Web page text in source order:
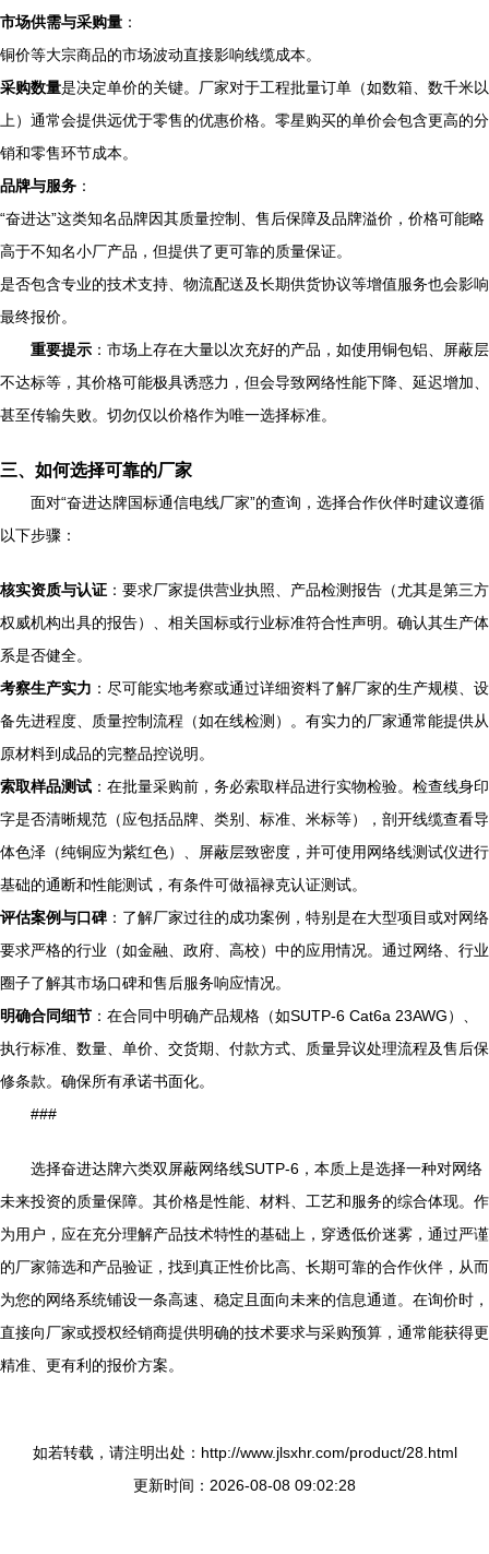
市场供需与采购量 ：
铜价等大宗商品的市场波动直接影响线缆成本。
采购数量是决定单价的关键。厂家对于工程批量订单（如数箱、数千米以
上）通常会提供远优于零售的优惠价格。零星购买的单价会包含更高的分
销和零售环节成本。
品牌与服务 ：
“奋进达”这类知名品牌因其质量控制、售后保障及品牌溢价，价格可能略
高于不知名小厂产品，但提供了更可靠的质量保证。
是否包含专业的技术支持、物流配送及长期供货协议等增值服务也会影响
最终报价。
重要提示 ：市场上存在大量以次充好的产品，如使用铜包铝、屏蔽层
不达标等，其价格可能极具诱惑力，但会导致网络性能下降、延迟增加、
甚至传输失败。切勿仅以价格作为唯一选择标准。
三、如何选择可靠的厂家
面对“奋进达牌国标通信电线厂家”的查询，选择合作伙伴时建议遵循
以下步骤：
核实资质与认证 ：要求厂家提供营业执照、产品检测报告（尤其是第三方
权威机构出具的报告）、相关国标或行业标准符合性声明。确认其生产体
系是否健全。
考察生产实力 ：尽可能实地考察或通过详细资料了解厂家的生产规模、设
备先进程度、质量控制流程（如在线检测）。有实力的厂家通常能提供从
原材料到成品的完整品控说明。
索取样品测试 ：在批量采购前，务必索取样品进行实物检验。检查线身印
字是否清晰规范（应包括品牌、类别、标准、米标等），剖开线缆查看导
体色泽（纯铜应为紫红色）、屏蔽层致密度，并可使用网络线测试仪进行
基础的通断和性能测试，有条件可做福禄克认证测试。
评估案例与口碑 ：了解厂家过往的成功案例，特别是在大型项目或对网络
要求严格的行业（如金融、政府、高校）中的应用情况。通过网络、行业
圈子了解其市场口碑和售后服务响应情况。
明确合同细节 ：在合同中明确产品规格（如SUTP-6 Cat6a 23AWG）、
执行标准、数量、单价、交货期、付款方式、质量异议处理流程及售后保
修条款。确保所有承诺书面化。
###
选择奋进达牌六类双屏蔽网络线SUTP-6，本质上是选择一种对网络
未来投资的质量保障。其价格是性能、材料、工艺和服务的综合体现。作
为用户，应在充分理解产品技术特性的基础上，穿透低价迷雾，通过严谨
的厂家筛选和产品验证，找到真正性价比高、长期可靠的合作伙伴，从而
为您的网络系统铺设一条高速、稳定且面向未来的信息通道。在询价时，
直接向厂家或授权经销商提供明确的技术要求与采购预算，通常能获得更
精准、更有利的报价方案。
如若转载，请注明出处：http://www.jlsxhr.com/product/28.html
更新时间：2026-08-08 09:02:28